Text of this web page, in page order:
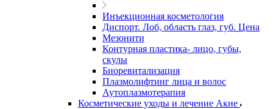
Инъекционная косметология
Диспорт. Лоб, область глаз, губ. Цена
Мезонити
Контурная пластика- лицо, губы,
скулы
Биоревитализация
Плазмолифтинг лица и волос
Аутоплазмотерапия
Косметические уходы и лечение Акне